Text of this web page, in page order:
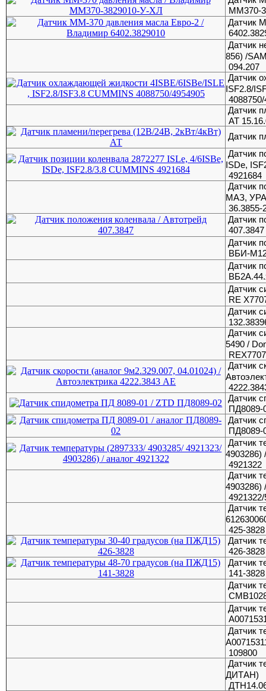
ММ370-
Датчик
Датчик
856) /
094.207
Датчик
ISF2.8/
Датчик
АТ
Датчик
Датчик
ISDe,
4921684
Датчик
МАЗ,
36.3855-
Датчик
407.3847
Датчик
ВБИ-
Датчик
Датчик
RE
Датчик
Датчик
5490 /
Датчик
Датчик
ПД8089-
Датчик
ПД8089-
Датчик
4903286)
4921322
Датчик
4903286)
Датчик
425-3828
Датчик
426-3828
Датчик
141-3828
Датчик
Датчик
Датчик
109800
Датчик
ДИТАН)